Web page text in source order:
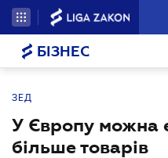
БІЗНЕС
ЗЕД
У Європу можна
більше товарів